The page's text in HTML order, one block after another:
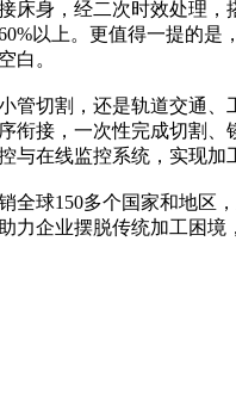
身，经二次时效处理
以上。更值得一提的
白。
管切割，还是轨道交通、
接，一次性完成切割、
在线监控系统，实现加
球150多个国家和地区
企业摆脱传统加工困